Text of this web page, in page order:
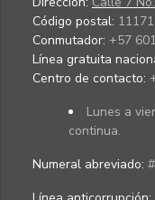
Código postal:
Conmutador: +57
Línea gratuita
Centro de contacto:
Lunes a
continua.
Numeral abreviado: